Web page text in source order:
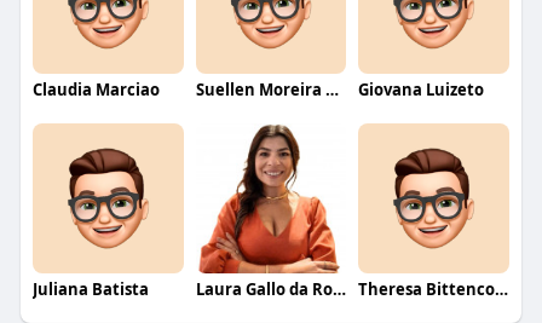
Claudia Marciao Suellen Moreira Parente de Oliveira Giovana Luizeto
Juliana Batista Laura Gallo da Rosa Theresa Bittencourt